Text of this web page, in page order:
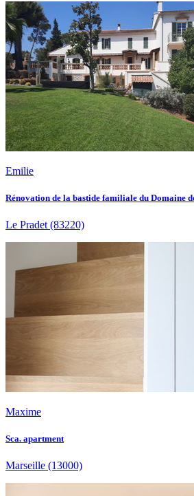
Emilie
Rénovation de la bastide familiale du Domaine
Le Pradet (83220)
Maxime
Sca. apartment
Marseille (13000)